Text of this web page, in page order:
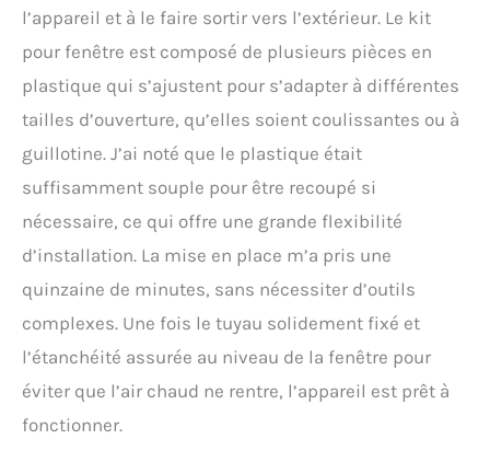
l’appareil et à le faire sortir vers l’extérieur. Le kit
pour fenêtre est composé de plusieurs pièces en
plastique qui s’ajustent pour s’adapter à différentes
tailles d’ouverture, qu’elles soient coulissantes ou à
guillotine. J’ai noté que le plastique était
suffisamment souple pour être recoupé si
nécessaire, ce qui offre une grande flexibilité
d’installation. La mise en place m’a pris une
quinzaine de minutes, sans nécessiter d’outils
complexes. Une fois le tuyau solidement fixé et
l’étanchéité assurée au niveau de la fenêtre pour
éviter que l’air chaud ne rentre, l’appareil est prêt à
fonctionner.